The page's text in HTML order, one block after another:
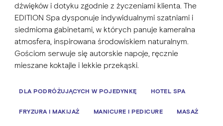
dźwięków i dotyku zgodnie z życzeniami klienta. The
EDITION Spa dysponuje indywidualnymi szatniami i
siedmioma gabinetami, w których panuje kameralna
atmosfera, inspirowana środowiskiem naturalnym.
Gościom serwuje się autorskie napoje, ręcznie
mieszane koktajle i lekkie przekąski.
DLA PODRÓŻUJĄCYCH W POJEDYNKĘ HOTEL SPA
FRYZURA I MAKIJAŻ MANICURE I PEDICURE MASAŻ